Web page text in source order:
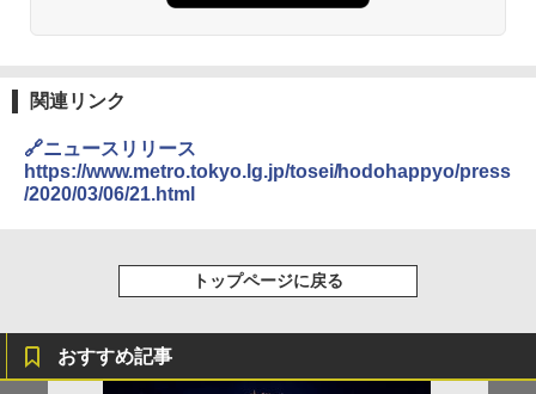
￥14,800
￥2,980
防水 UVカット 4段階高さ調整 軽量 収納袋付
き
￥6,459
関連リンク
🔗ニュースリリース
https://www.metro.tokyo.lg.jp/tosei/hodohappyo/press
/2020/03/06/21.html
トップページに戻る
おすすめ記事